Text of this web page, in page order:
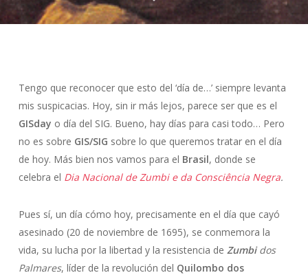
Tengo que reconocer que esto del ‘día de…’ siempre levanta
mis suspicacias. Hoy, sin ir más lejos, parece ser que es el
GISday o día del SIG. Bueno, hay días para casi todo… Pero
no es sobre GIS/SIG sobre lo que queremos tratar en el día
de hoy. Más bien nos vamos para el Brasil, donde se
celebra el Dia Nacional de Zumbi e da Consciência Negra.
Pues sí, un día cómo hoy, precisamente en el día que cayó
asesinado (20 de noviembre de 1695), se conmemora la
vida, su lucha por la libertad y la resistencia de Zumbidos
Palmares, líder de la revolución del Quilombo dos